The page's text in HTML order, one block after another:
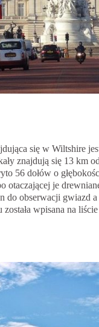
się w Wiltshire
znajdują się 13 km
56 dołów o
otaczającej je
do obserwacji gwiazd
wpisana na